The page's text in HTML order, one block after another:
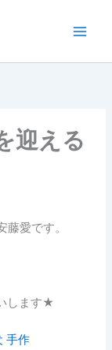
迎える
愛です。
します★